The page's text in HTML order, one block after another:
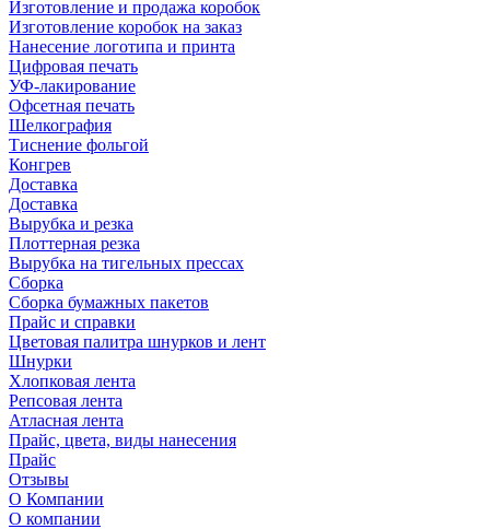
Изготовление и продажа коробок
Изготовление коробок на заказ
Нанесение логотипа и принта
Цифровая печать
УФ-лакирование
Офсетная печать
Шелкография
Тиснение фольгой
Конгрев
Доставка
Доставка
Вырубка и резка
Плоттерная резка
Вырубка на тигельных прессах
Сборка
Сборка бумажных пакетов
Прайс и справки
Цветовая палитра шнурков и лент
Шнурки
Хлопковая лента
Репсовая лента
Атласная лента
Прайс, цвета, виды нанесения
Прайс
Отзывы
О Компании
О компании